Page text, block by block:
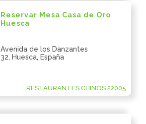
Reservar Mesa Casa de Oro
Huesca
Avenida de los Danzantes
32, Huesca, España
RESTAURANTES CHINOS 22005